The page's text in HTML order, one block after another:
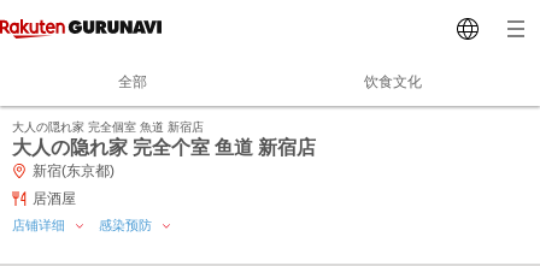
全部 饮食文化
大人の隠れ家 完全個室 魚道 新宿店
大人の隐れ家 完全个室 鱼道 新宿店
新宿(东京都)
居酒屋
店铺详细 感染预防